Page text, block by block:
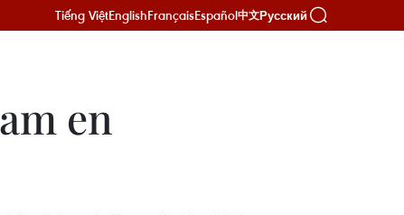
Tiếng ViệtEnglishFrançaisEspañol中文Русский
en